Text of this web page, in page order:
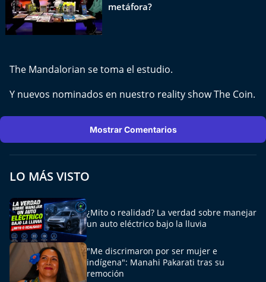
Deportes
Impacto Tecnológico
Sesiones Dieciocheras
Expreso PM
Conecta Vida
El Mejor País de Chile
metáfora?
The Mandalorian se toma el estudio.
Y nuevos nominados en nuestro reality show The Coin.
Mostrar Comentarios
LO MÁS VISTO
¿Mito o realidad? La verdad sobre manejar
un auto eléctrico bajo la lluvia
"Me discrimaron por ser mujer e
indígena": Manahi Pakarati tras su
remoción